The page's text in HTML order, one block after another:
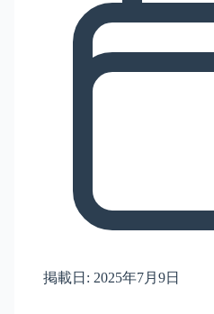
掲載日: 2025年7月9日